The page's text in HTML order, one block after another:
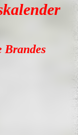
Brandes